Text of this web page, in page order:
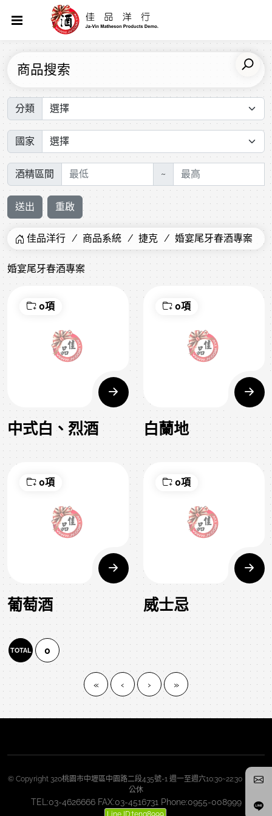
商品搜索
分類
國家
酒精區間 ~
送出 重啟
佳品洋行 商品系統 捷克 婚宴尾牙春酒專案
婚宴尾牙春酒專案
0項
中式白、烈酒
0項
白蘭地
0項
葡萄酒
0項
威士忌
TOTAL 0
« ‹ › »
© Copyright 320桃園市中壢區中園路二段435號-1 週一至週六10:30~22:30 週日
公休
TEL:03-4626666 FAX:03-4516731 Phone:0955-008999
Line ID:teng8999